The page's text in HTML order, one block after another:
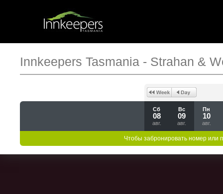
Innkeepers Tasmania - Strahan &
Сб
08
авг.
Вс
09
авг.
Пн
10
авг.
Чтобы забронировать номер